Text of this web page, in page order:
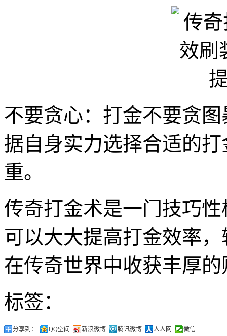
不要贪心：打金不要贪
据自身实力选择合适的
重。
传奇打金术是一门技巧
可以大大提高打金效率
在传奇世界中收获丰厚的
标签：
分享到： QQ空间 新浪微博 腾讯微博 人人网 微信